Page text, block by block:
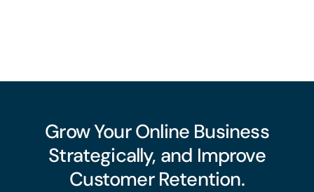
Grow Your Online Business
Strategically, and Improve
Customer Retention.